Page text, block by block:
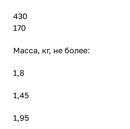
430
170
Масса, кг, не более:
1,8
1,45
1,95